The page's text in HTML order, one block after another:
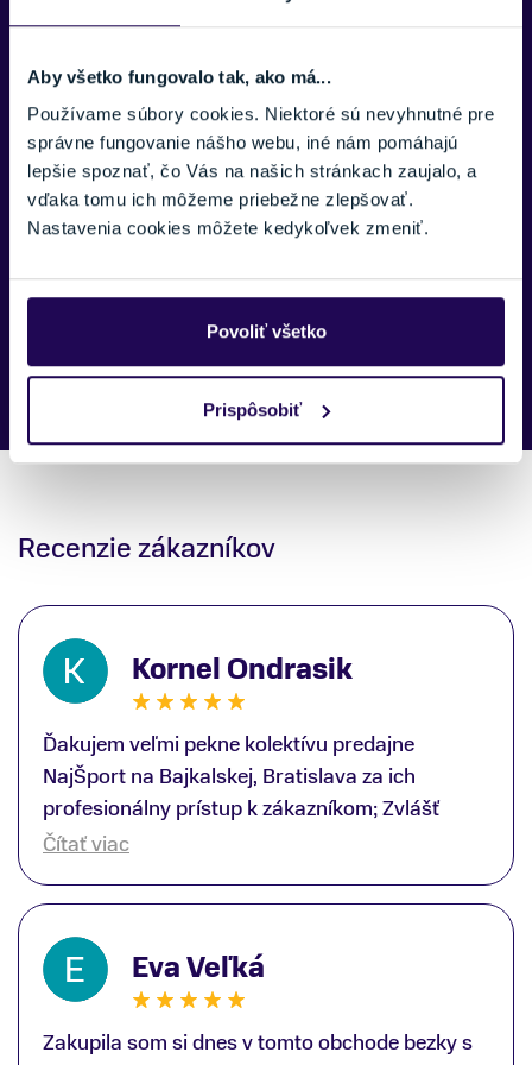
Aby všetko fungovalo tak, ako má...
Používame súbory cookies. Niektoré sú nevyhnutné pre
správne fungovanie nášho webu, iné nám pomáhajú
lepšie spoznať, čo Vás na našich stránkach zaujalo, a
vďaka tomu ich môžeme priebežne zlepšovať.
Nastavenia cookies môžete kedykoľvek zmeniť.
Povoliť všetko
Prispôsobiť
SPRÁVA:
Náš špecialista vám, čo najskôr zavolá ohľadom tohto
Recenzie zákazníkov
Kornel Ondrasik
Ďakujem veľmi pekne kolektívu predajne
NajŠport na Bajkalskej, Bratislava za ich
profesionálny prístup k zákazníkom; Zvlášť
ďakujem špecialistovi Martinovi Gunišovi za
lyžiarskej obuvi, ako aj prilby.. všetko značka
Atomic; Pán Martin Guniš mi svojou
odbornosťou otvoril nové obzory a dozvedel
som sa, vďaka jeho profesionálnemu prístupu k
zákazníkovi, up-to-date informácie o nových
Čítať viac
Eva Veľká
Zakupila som si dnes v tomto obchode bezky s